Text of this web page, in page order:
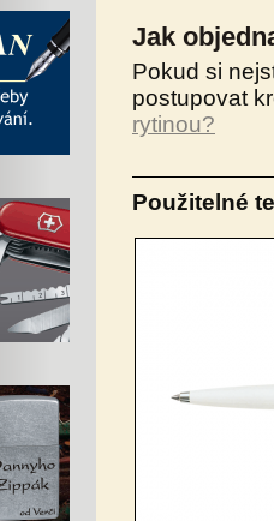
Jak
Pokud si
postupovat
rytinou?
Použitelné